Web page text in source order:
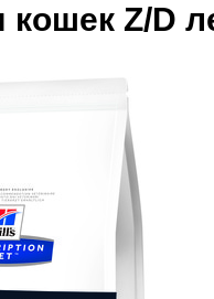
кошек Z/D